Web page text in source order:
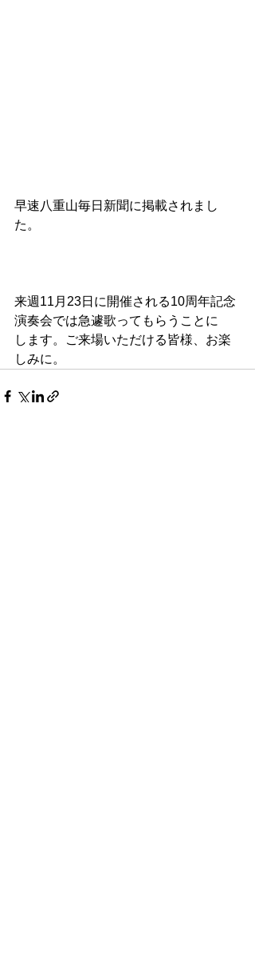
早速八重山毎日新聞に掲載されまし
た。
来週11月23日に開催される10周年記念
演奏会では急遽歌ってもらうことに
します。ご来場いただける皆様、お楽
しみに。